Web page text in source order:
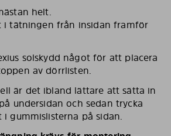
helt.
i tätningen från insidan framför
solskydd något för att placera
av dörrlisten.
är det ibland lättare att sätta in
undersidan och sedan trycka
gummislisterna på sidan.